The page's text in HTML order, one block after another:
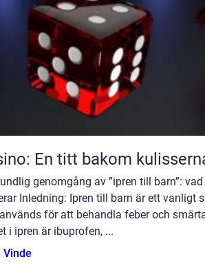
En titt bakom
genomgång av ”ipren till barn”:
Inledning: Ipren till barn är ett vanligt
för att behandla feber och
i ipren är ibuprofen, ...
Vinde